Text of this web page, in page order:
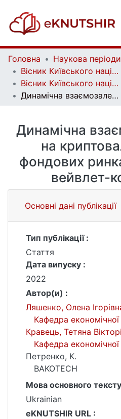
Головна
Вісник Київського національного університету імені Тараса Шевченка. Економіка | Bulletin of Taras Shevchenko National University of Kyiv. Economics
Вісник Київського національного університету імені Тараса Шевченка. Економіка. Випуск 4(221)
Динамічна взаємозалежність на криптовалютних та фондових ринках: множинна вейвлет-кореляція
Динамічна
на
фондових
вейвлет-
Основні дані публікації
Тип публікації :
Стаття
Дата випуску :
2022
Автор(и) :
Ляшенко, Олена
Кафедра економічної
Кравець, Тетяна
Кафедра економічної
Петренко, К.
BAKOTECH
Мова основного
Ukrainian
eKNUTSHIR URL :